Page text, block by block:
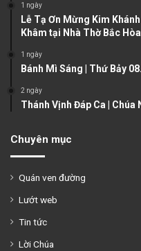
1 ngày
Lễ Tạ Ơn Mừng Kim
Khâm tại Nhà Thờ Bắc
1 ngày
Bánh Mì Sáng | Thứ Bảy
2 ngày
Thánh Vịnh Đáp Ca | Chúa
Chuyên mục
Quán ven đường
Lướt web
Tin tức
Lời Chúa